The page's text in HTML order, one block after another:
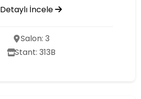
Detaylı İncele
Salon: 3
Stant: 313B